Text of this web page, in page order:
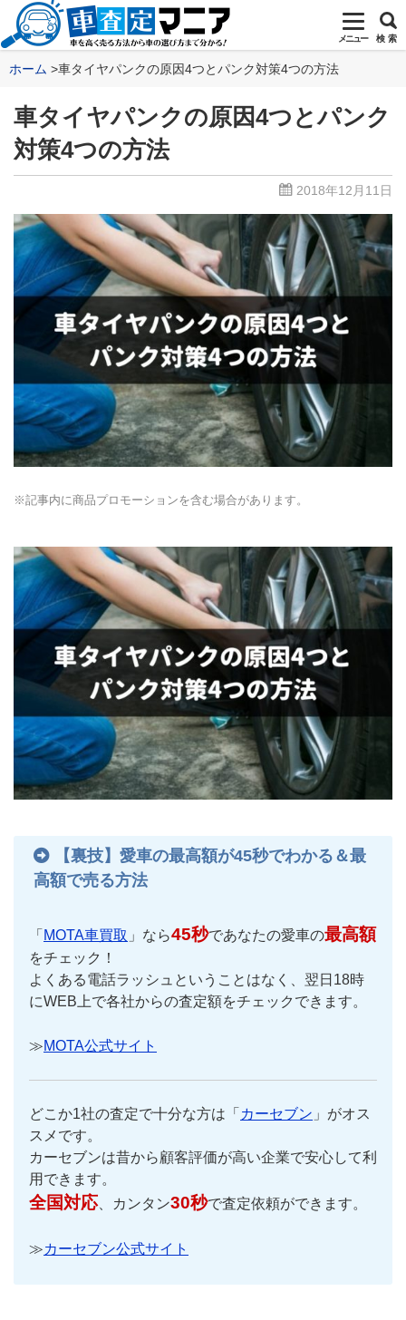
メニュー 検 索
ホーム 車タイヤパンクの原因4つとパンク対策4つの方法
車タイヤパンクの原因4つとパンク
対策4つの方法
2018年12月11日
※記事内に商品プロモーションを含む場合があります。
【裏技】愛車の最高額が45秒でわかる＆最
高額で売る方法
「 MOTA車買取 」なら45秒であなたの愛車の最高額
をチェック！
よくある電話ラッシュということはなく、翌日18時
にWEB上で各社からの査定額をチェックできます。
≫MOTA公式サイト
どこか1社の査定で十分な方は「 カーセブン 」がオス
スメです。
カーセブンは昔から顧客評価が高い企業で安心して利
用できます。
全国対応、カンタン30秒で査定依頼ができます。
≫カーセブン公式サイト